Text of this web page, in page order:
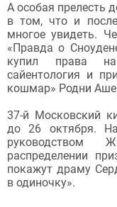
А особая
в том, что и
многое увидеть.
«Правда о
купил права на
сайентология и
кошмар» Родни
37-й Московский
до 26 октября.
распределении
покажут драму
в одиночку».